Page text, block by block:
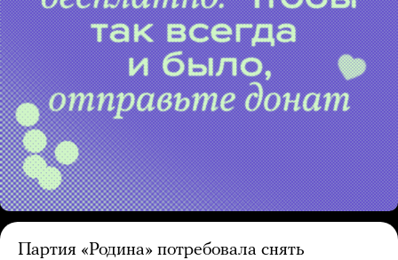
Партия «Родина» потребовала снять